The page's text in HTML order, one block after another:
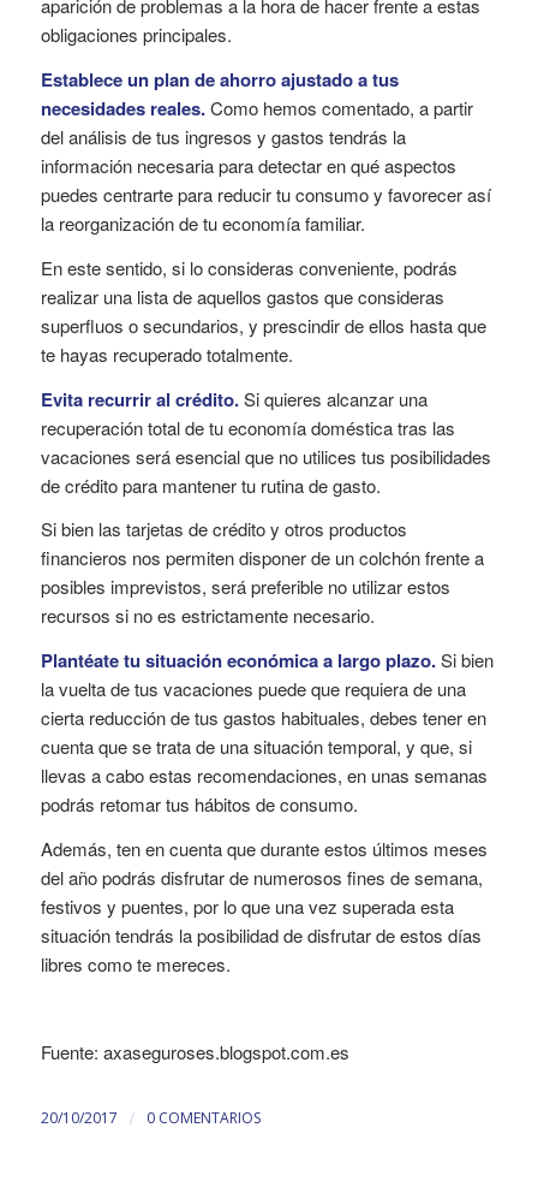
aparición de problemas a la hora de hacer frente a estas
obligaciones principales.
Establece un plan de ahorro ajustado a tus
necesidades reales.Como hemos comentado, a partir
del análisis de tus ingresos y gastos tendrás la
información necesaria para detectar en qué aspectos
puedes centrarte para reducir tu consumo y favorecer así
la reorganización de tu economía familiar.
En este sentido, si lo consideras conveniente, podrás
realizar una lista de aquellos gastos que consideras
superfluos o secundarios, y prescindir de ellos hasta que
te hayas recuperado totalmente.
Evita recurrir al crédito.Si quieres alcanzar una
recuperación total de tu economía doméstica tras las
vacaciones será esencial que no utilices tus posibilidades
de crédito para mantener tu rutina de gasto.
Si bien las tarjetas de crédito y otros productos
financieros nos permiten disponer de un colchón frente a
posibles imprevistos, será preferible no utilizar estos
recursos si no es estrictamente necesario.
Plantéate tu situación económica a largo plazo.Si bien
la vuelta de tus vacaciones puede que requiera de una
cierta reducción de tus gastos habituales, debes tener en
cuenta que se trata de una situación temporal, y que, si
llevas a cabo estas recomendaciones, en unas semanas
podrás retomar tus hábitos de consumo.
Además, ten en cuenta que durante estos últimos meses
del año podrás disfrutar de numerosos fines de semana,
festivos y puentes, por lo que una vez superada esta
situación tendrás la posibilidad de disfrutar de estos días
libres como te mereces.
Fuente: axaseguroses.blogspot.com.es
20/10/2017 / 0 COMENTARIOS